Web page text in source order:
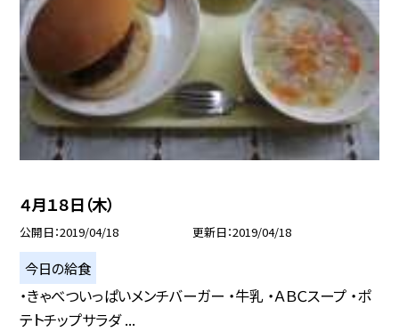
４月１８日（木）
公開日 2019/04/18 更新日 2019/04/18
今日の給食
・きゃべついっぱいメンチバーガー ・牛乳 ・ＡＢＣスープ ・ポ
テトチップサラダ ...